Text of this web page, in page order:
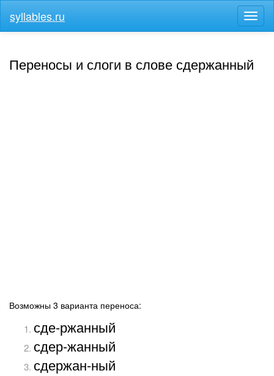
меню
syllables.ru
Переносы и слоги в слове сдержанный
Возможны 3 варианта переноса:
сде-ржанный
сдер-жанный
сдержан-ный